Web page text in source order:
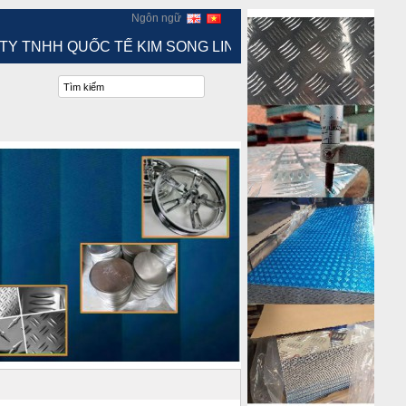
Ngôn ngữ
TẾ KIM SONG LINH. HOTLINE: 0888 864 388 - 0909